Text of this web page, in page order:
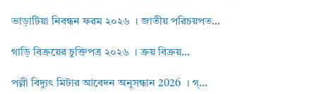
ভাড়াটিয়া নিবন্ধন ফরম ২০২৬ । জাতীয় পরিচয়পত...
গাড়ি বিক্রয়ের চুক্তিপত্র ২০২৬ । ক্রয় বিক্রয়...
পল্লী বিদ্যুৎ মিটার আবেদন অনুসন্ধান 2026 । গ্...